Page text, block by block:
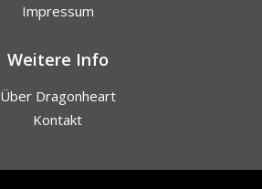
Impressum
Weitere Info
Über Dragonheart
Kontakt